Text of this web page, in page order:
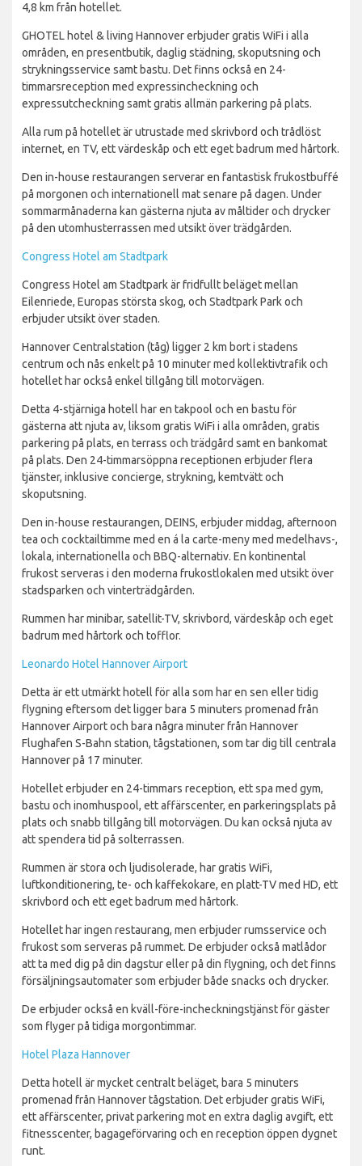
4,8 km från hotellet.
GHOTEL hotel & living Hannover erbjuder gratis WiFi i alla
områden, en presentbutik, daglig städning, skoputsning och
strykningsservice samt bastu. Det finns också en 24-
timmarsreception med expressincheckning och
expressutcheckning samt gratis allmän parkering på plats.
Alla rum på hotellet är utrustade med skrivbord och trådlöst
internet, en TV, ett värdeskåp och ett eget badrum med hårtork.
Den in-house restaurangen serverar en fantastisk frukostbuffé
på morgonen och internationell mat senare på dagen. Under
sommarmånaderna kan gästerna njuta av måltider och drycker
på den utomhusterrassen med utsikt över trädgården.
Congress Hotel am Stadtpark
Congress Hotel am Stadtpark är fridfullt beläget mellan
Eilenriede, Europas största skog, och Stadtpark Park och
erbjuder utsikt över staden.
Hannover Centralstation (tåg) ligger 2 km bort i stadens
centrum och nås enkelt på 10 minuter med kollektivtrafik och
hotellet har också enkel tillgång till motorvägen.
Detta 4-stjärniga hotell har en takpool och en bastu för
gästerna att njuta av, liksom gratis WiFi i alla områden, gratis
parkering på plats, en terrass och trädgård samt en bankomat
på plats. Den 24-timmarsöppna receptionen erbjuder flera
tjänster, inklusive concierge, strykning, kemtvätt och
skoputsning.
Den in-house restaurangen, DEINS, erbjuder middag, afternoon
tea och cocktailtimme med en á la carte-meny med medelhavs-,
lokala, internationella och BBQ-alternativ. En kontinental
frukost serveras i den moderna frukostlokalen med utsikt över
stadsparken och vinterträdgården.
Rummen har minibar, satellit-TV, skrivbord, värdeskåp och eget
badrum med hårtork och tofflor.
Leonardo Hotel Hannover Airport
Detta är ett utmärkt hotell för alla som har en sen eller tidig
flygning eftersom det ligger bara 5 minuters promenad från
Hannover Airport och bara några minuter från Hannover
Flughafen S-Bahn station, tågstationen, som tar dig till centrala
Hannover på 17 minuter.
Hotellet erbjuder en 24-timmars reception, ett spa med gym,
bastu och inomhuspool, ett affärscenter, en parkeringsplats på
plats och snabb tillgång till motorvägen. Du kan också njuta av
att spendera tid på solterrassen.
Rummen är stora och ljudisolerade, har gratis WiFi,
luftkonditionering, te- och kaffekokare, en platt-TV med HD, ett
skrivbord och ett eget badrum med hårtork.
Hotellet har ingen restaurang, men erbjuder rumsservice och
frukost som serveras på rummet. De erbjuder också matlådor
att ta med dig på din dagstur eller på din flygning, och det finns
försäljningsautomater som erbjuder både snacks och drycker.
De erbjuder också en kväll-före-incheckningstjänst för gäster
som flyger på tidiga morgontimmar.
Hotel Plaza Hannover
Detta hotell är mycket centralt beläget, bara 5 minuters
promenad från Hannover tågstation. Det erbjuder gratis WiFi,
ett affärscenter, privat parkering mot en extra daglig avgift, ett
fitnesscenter, bagageförvaring och en reception öppen dygnet
runt.